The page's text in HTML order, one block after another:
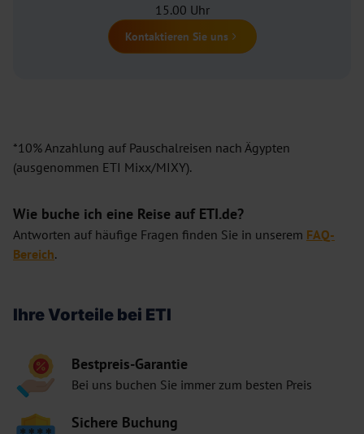
15.00 Uhr
Kontaktieren Sie uns
*10% Anzahlung auf Pauschalreisen nach Ägypten
(ausgenommen ETI Mixx/MIXY).
Wie buche ich eine Reise auf ETI.de?
Antworten auf häufige Fragen finden Sie in unserem FAQ-
Bereich.
Ihre Vorteile bei ETI
Bestpreis-Garantie
Bei uns buchen Sie immer zum besten Preis
Sichere Buchung